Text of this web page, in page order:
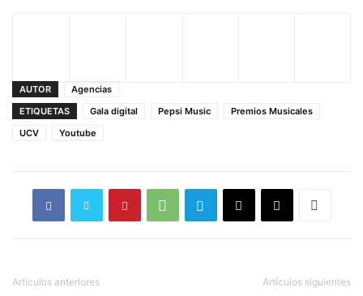
AUTOR
Agencias
ETIQUETAS
Gala digital Pepsi Music
Premios Musicales
UCV
Youtube
Artículos anteriores Artículos siguientes